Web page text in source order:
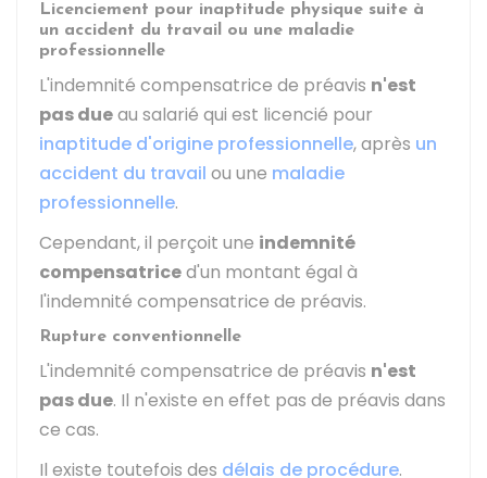
Licenciement pour inaptitude physique suite à
un accident du travail ou une maladie
professionnelle
L'indemnité compensatrice de préavis n'est
pas dueau salarié qui est licencié pour
inaptitude d'origine professionnelle, après un
accident du travail ou une maladie
professionnelle.
Cependant, il perçoit une indemnité
compensatriced'un montant égal à
l'indemnité compensatrice de préavis.
Rupture conventionnelle
L'indemnité compensatrice de préavis n'est
pas due. Il n'existe en effet pas de préavis dans
ce cas.
Il existe toutefois des délais de procédure.